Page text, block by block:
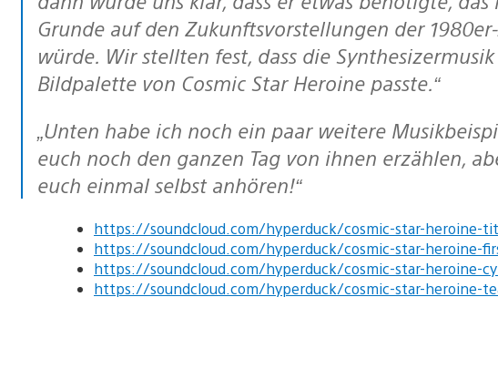
Grunde auf den Zukunftsvorstellungen der
würde. Wir stellten fest, dass die
Bildpalette von Cosmic Star Heroine passte.“
„Unten habe ich noch ein paar weitere Musikbeispiele aufgeführt. Ich könnte
euch noch den ganzen Tag von ihnen erzählen,
euch einmal selbst anhören!“
https://soundcloud.com/hyperduck/cosmic-star-heroine-
https://soundcloud.com/hyperduck/cosmic-star-heroine-
https://soundcloud.com/hyperduck/cosmic-star-heroine-
https://soundcloud.com/hyperduck/cosmic-star-heroine-